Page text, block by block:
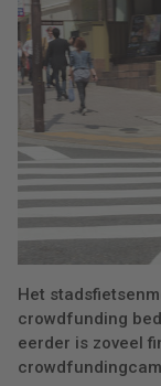
Het
crowdfunding
eerder is zoveel